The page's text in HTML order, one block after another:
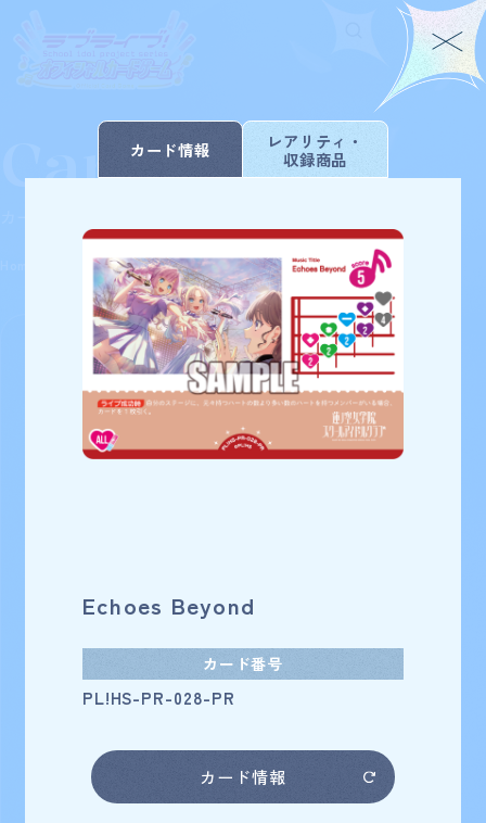
For Beginners
はじめての方へ
Schedule
スケジュール
Products
商品情報
Event Shop
お店を探す
Card List
カードを探す
Deck Recipe
デッキを作る/紹介/探す
Official
Card List
Card List PRカード
検索結果 223 件
商品を選び直す
カード情報
レアリティ・
収録商品
Echoes Beyond
カード番号
PL!HS-PR-028-PR
カード情報